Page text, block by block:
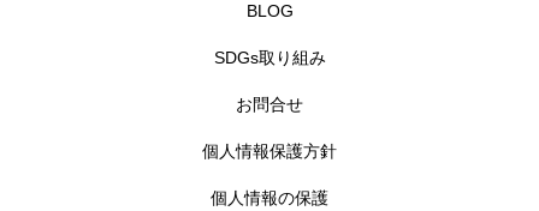
BLOG
SDGs取り組み
お問合せ
個人情報保護方針
個人情報の保護